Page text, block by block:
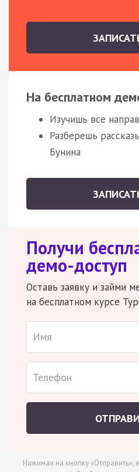
На бесплатном
Изучишь все
Разберешь
Бунина
Получи
демо-доступ
Оставь заявку и займи
на бесплатном курсе
Нажимая на кнопку «Отправить»,